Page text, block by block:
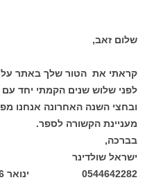
שלום זאב,
קראתי את הטור שלך באתר
לפני שלוש שנים הקמתי יחד עם
ובחצי השנה האחרונה אנחנו
מעניינת הקשורה לספר.
בברכה,
ישראל שולדינר
0544642282 ינואר 2016